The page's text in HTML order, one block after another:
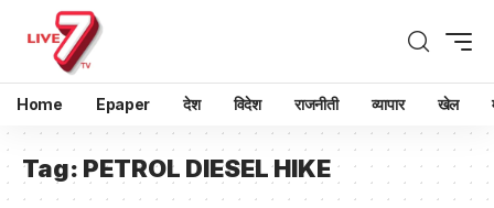
Home Epaper देश विदेश राजनीती व्यापार खेल
Tag: PETROL DIESEL HIKE